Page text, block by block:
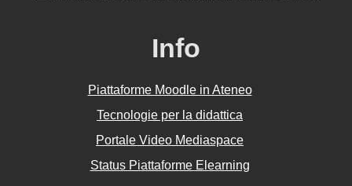
Info
Piattaforme Moodle in Ateneo
Tecnologie per la didattica
Portale Video Mediaspace
Status Piattaforme Elearning